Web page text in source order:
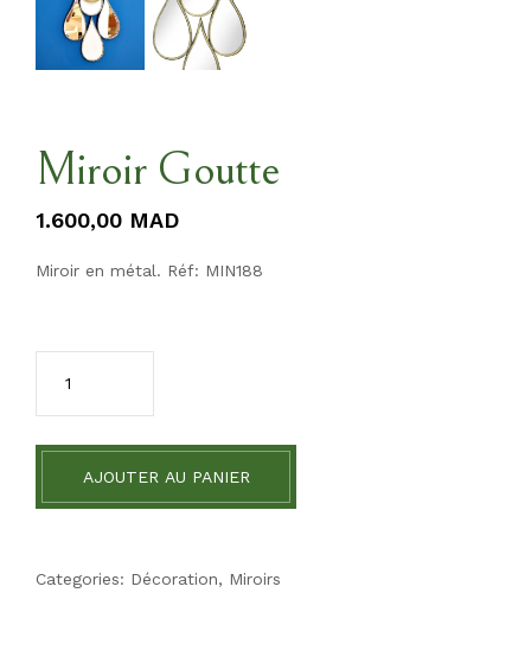
Miroir Goutte
1.600,00 MAD
Miroir en métal. Réf: MIN188
AJOUTER AU PANIER
Categories: Décoration, Miroirs